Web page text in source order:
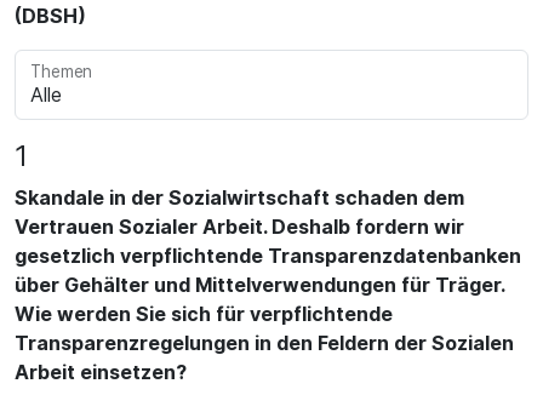
(DBSH)
Themen
1
Skandale in der Sozialwirtschaft schaden dem
Vertrauen Sozialer Arbeit. Deshalb fordern wir
gesetzlich verpflichtende Transparenzdatenbanken
über Gehälter und Mittelverwendungen für Träger.
Wie werden Sie sich für verpflichtende
Transparenzregelungen in den Feldern der Sozialen
Arbeit einsetzen?